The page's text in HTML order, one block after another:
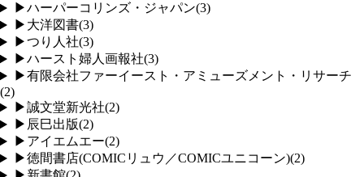
▶ハーパーコリンズ・ジャパン(3)
▶ 大洋図書(3)
▶つり人社(3)
▶ハースト婦人画報社(3)
▶有限会社ファーイースト・アミューズメント・リサーチ
(2)
▶誠文堂新光社(2)
▶ 辰巳出版(2)
▶ アイエムエー(2)
▶徳間書店(COMICリュウ／COMICユニコーン)(2)